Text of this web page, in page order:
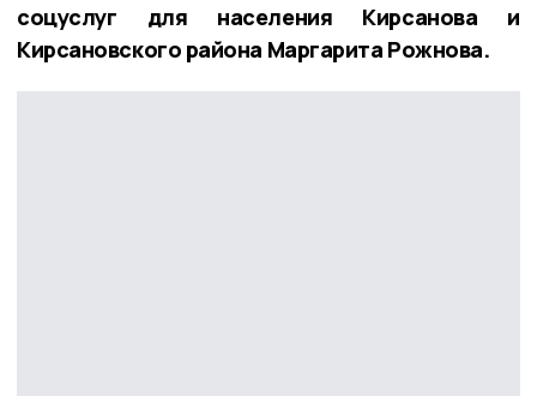
соцуслуг для населения Кирсанова и
Кирсановского района Маргарита Рожнова.